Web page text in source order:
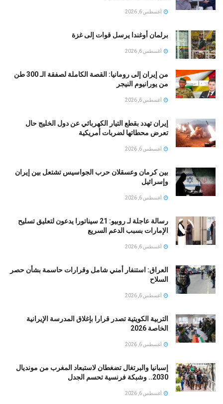
أغسطس 6, 2026
برلمان أوغندا يرسل قوات إلى غزة
أغسطس 6, 2026
من إيران إلى رومانيا: القصة الكاملة لصفقة الـ 300 طن
من يورانيوم النيجر
أغسطس 6, 2026
إيران تهدد بقطع التيار الكهربائي عن دول الخليج حال
تعرض محطاتها لضربات أمريكية
أغسطس 6, 2026
بين كرمان وعسقلان حرب الجواسيس تشتعل بين إيران
وإسرائيل
أغسطس 6, 2026
رسالة عاجلة لـ روبيو: 21 سيناتورا يدعون لتعليق تسليح
الإمارات بسبب الدعم السريع
أغسطس 6, 2026
العراق: استنفار أمني شامل وقرارات حاسمة بشأن حصر
السلاح
أغسطس 6, 2026
التربية الكويتية تصدر قرارا بإغلاق المدرسة الإيرانية
الخاصة 2026
أغسطس 6, 2026
إسبانيا والبرتغال تضغطان لاستبعاد المغرب من مونديال
2030.. وشبكة فرنسية تحسم الجدل
أغسطس 6, 2026